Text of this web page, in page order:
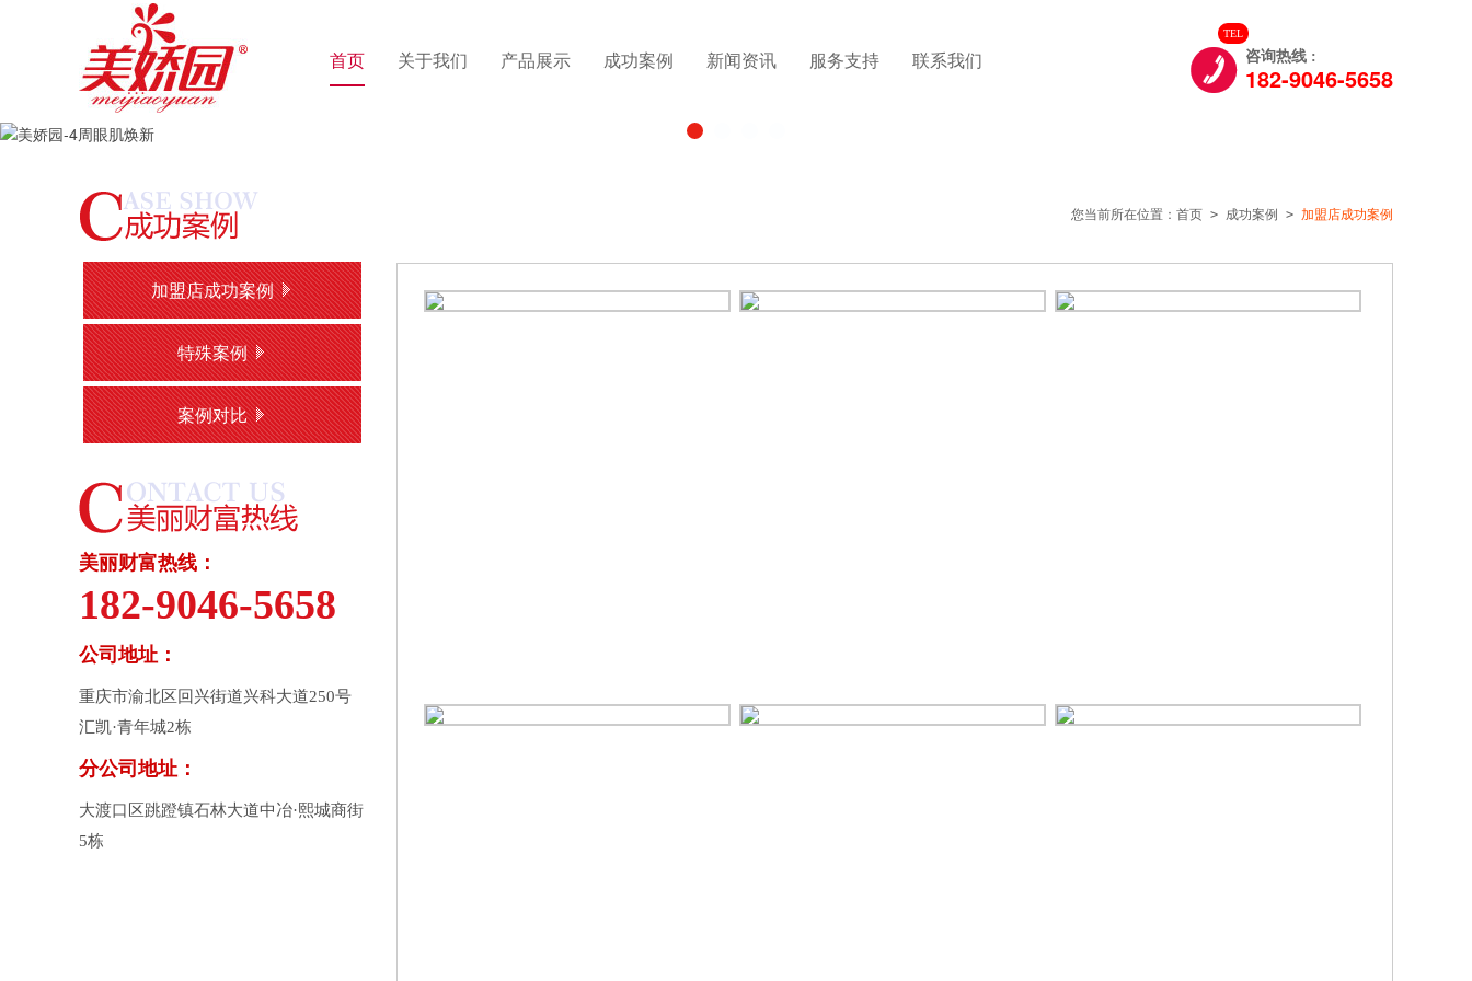
首页 关于我们 产品展示 成功案例 新闻资讯 服务支持 联系我们 
TEL
咨询热线 :
182-9046-5658
加盟店成功案例
特殊案例
案例对比
美丽财富热线：
182-9046-5658
公司地址：
重庆市渝北区回兴街道兴科大道250号
汇凯·青年城2栋
分公司地址：
大渡口区跳蹬镇石林大道中冶·熙城商街
5栋
您当前所在位置： 首页 > 成功案例 > 加盟店成功案例